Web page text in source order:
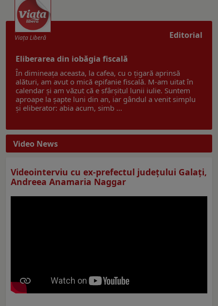
Editorial
Viaţa Liberă
Eliberarea din iobăgia fiscală
În dimineața aceasta, la cafea, cu o țigară aprinsă
alături, am avut o mică epifanie fiscală. M-am uitat în
calendar și am văzut că e sfârșitul lunii iulie. Suntem
aproape la șapte luni din an, iar gândul a venit simplu
și eliberator: abia acum, simb ...
Video News
Videointerviu cu ex-prefectul judeţului Galaţi,
Andreea Anamaria Naggar